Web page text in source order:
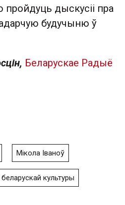
дыскусіі пра
будучыню ў
Беларускае Радыё
Мікола Іваноў
культуры